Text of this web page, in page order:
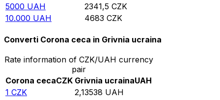
5000 UAH 2341,5 CZK
10.000 UAH 4683 CZK
Converti Corona ceca in Grivnia ucraina
Rate information of CZK/UAH currency
pair
Corona cecaCZK Grivnia ucrainaUAH
1 CZK 2,13538 UAH